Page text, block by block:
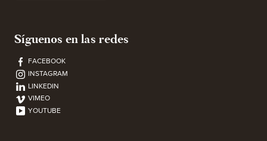
Síguenos en las redes
FACEBOOK
INSTAGRAM
LINKEDIN
VIMEO
YOUTUBE